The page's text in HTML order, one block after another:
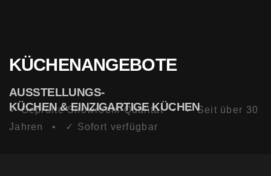
KÜCHENANGEBOTE
AUSSTELLUNGS-
KÜCHEN & EINZIGARTIGE KÜCHEN
✓ Geprüfte Showroom-Qualität • ✓ Seit über 30
Jahren • ✓ Sofort verfügbar